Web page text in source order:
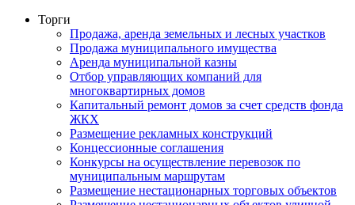
Торги
Продажа, аренда земельных и лесных участков
Продажа муниципального имущества
Аренда муниципальной казны
Отбор управляющих компаний для
многоквартирных домов
Капитальный ремонт домов за счет средств фонда
ЖКХ
Размещение рекламных конструкций
Концессионные соглашения
Конкурсы на осуществление перевозок по
муниципальным маршрутам
Размещение нестационарных торговых объектов